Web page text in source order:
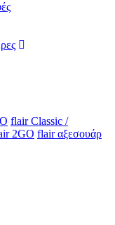
flair Classic /
2GO flair αξεσουάρ